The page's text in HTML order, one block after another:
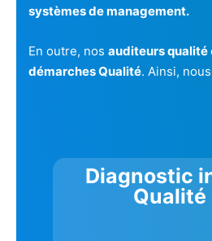
systèmes de management.
En outre, nos auditeurs qualité
démarches Qualité. Ainsi,
Diagnostic
Qualité